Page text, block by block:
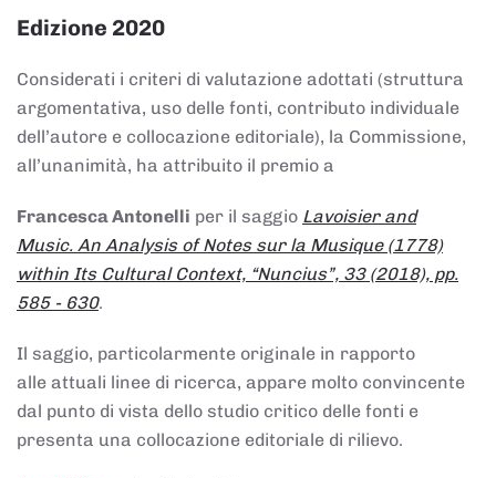
Edizione 2020
Considerati i criteri di valutazione adottati (struttura
argomentativa, uso delle fonti, contributo individuale
dell’autore e collocazione editoriale), la Commissione,
all’unanimità, ha attribuito il premio a
Francesca Antonelli per il saggio Lavoisier and
Music. An Analysis of Notes sur la Musique (1778)
within Its Cultural Context, “Nuncius”, 33 (2018), pp.
585 - 630.
Il saggio, particolarmente originale in rapporto
alle attuali linee di ricerca, appare molto convincente
dal punto di vista dello studio critico delle fonti e
presenta una collocazione editoriale di rilievo.